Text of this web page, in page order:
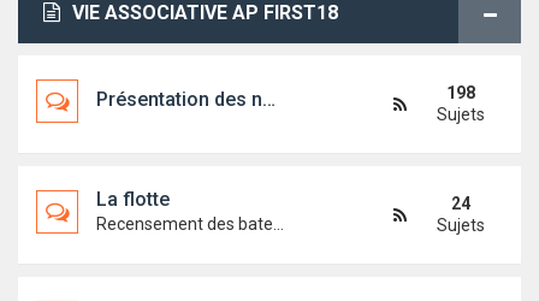
VIE ASSOCIATIVE AP FIRST18
Présentation des nouveaux arrivants
198
Sujets
La flotte
24
Sujets